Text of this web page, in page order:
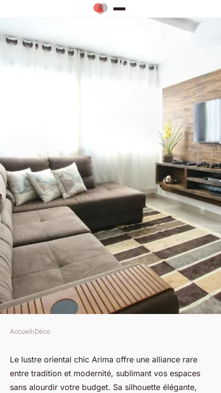
Lustre oriental chic arima :
élégance moderne à petit prix
Accueil›Déco
Le lustre oriental chic Arima offre une alliance rare
entre tradition et modernité, sublimant vos espaces
sans alourdir votre budget. Sa silhouette élégante,